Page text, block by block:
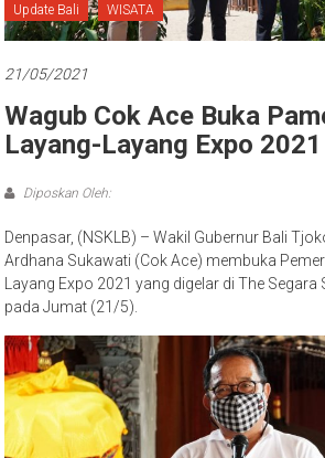
Bali
Update Bali WISATA
21/05/2021
Wagub Cok Ace Buka
Layang-Layang Expo 2021
Diposkan Oleh:
Denpasar, (NSKLB) – Wakil Gubernur Bali
Ardhana Sukawati (Cok Ace) membuka
Layang Expo 2021 yang digelar di The Segara
pada Jumat (21/5).